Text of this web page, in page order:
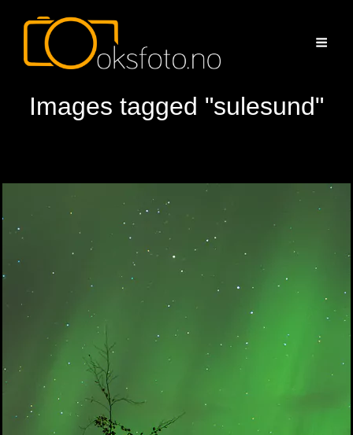
Images tagged "sulesund"